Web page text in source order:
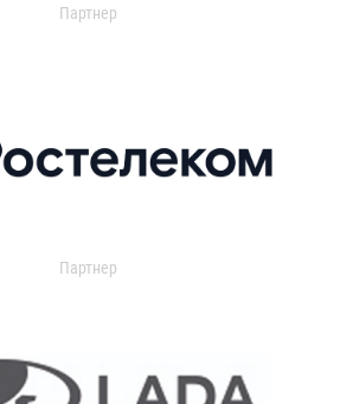
Партнер
Партнер